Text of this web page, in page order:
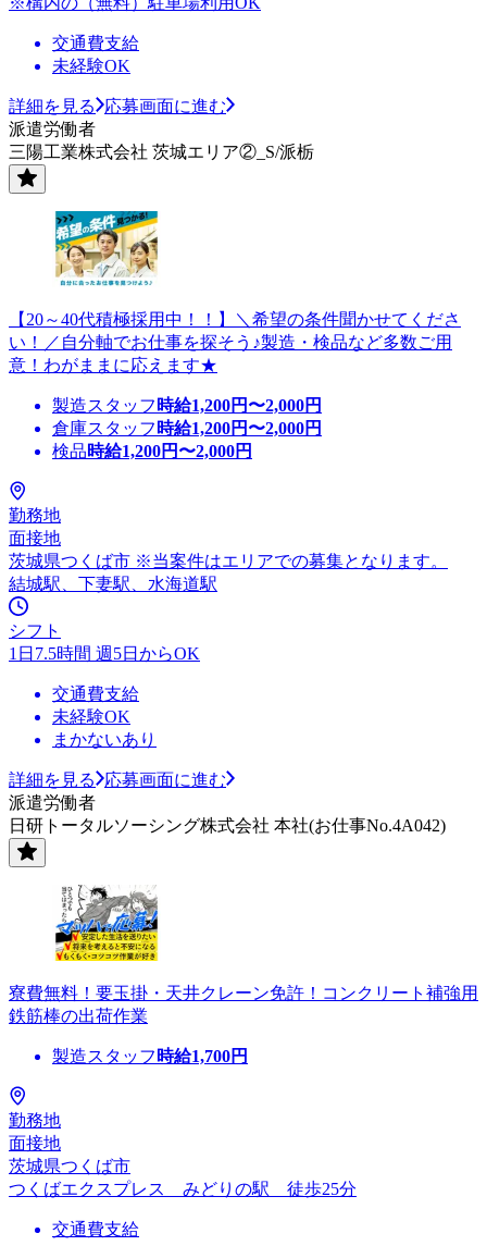
交通費支給
未経験OK
詳細を見る
応募画面に進む
派遣労働者
三陽工業株式会社 茨城エリア②_S/派栃
【20～40代積極採用中！！】＼希望の条件聞かせてくださ
い！／自分軸でお仕事を探そう♪製造・検品など多数ご用
意！わがままに応えます★
製造スタッフ 時給1,200円〜2,000円
倉庫スタッフ 時給1,200円〜2,000円
検品時給1,200円〜2,000円
勤務地
面接地
茨城県つくば市 ※当案件はエリアでの募集となります。
結城駅、下妻駅、水海道駅
シフト
1日7.5時間 週5日からOK
交通費支給
未経験OK
まかないあり
詳細を見る
応募画面に進む
派遣労働者
日研トータルソーシング株式会社 本社(お仕事No.4A042)
寮費無料！要玉掛・天井クレーン免許！コンクリート補強用
鉄筋棒の出荷作業
製造スタッフ 時給1,700円
勤務地
面接地
茨城県つくば市
つくばエクスプレス みどりの駅 徒歩25分
交通費支給